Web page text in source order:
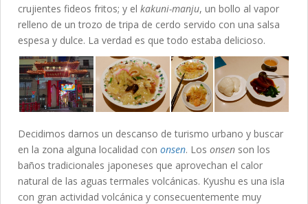
crujientes fideos fritos; y el kakuni-manju, un bollo al vapor
relleno de un trozo de tripa de cerdo servido con una salsa
espesa y dulce. La verdad es que todo estaba delicioso.
Decidimos darnos un descanso de turismo urbano y buscar
en la zona alguna localidad con onsen. Los onsen son los
baños tradicionales japoneses que aprovechan el calor
natural de las aguas termales volcánicas. Kyushu es una isla
con gran actividad volcánica y consecuentemente muy